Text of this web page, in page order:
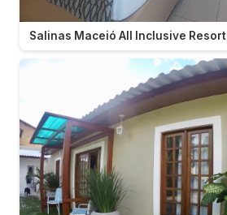
Salinas Maceió All Inclusive Resort